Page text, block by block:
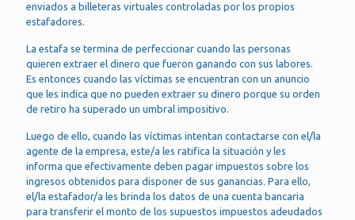
enviados a billeteras virtuales controladas por los propios
estafadores.
La estafa se termina de perfeccionar cuando las personas
quieren extraer el dinero que fueron ganando con sus labores.
Es entonces cuando las víctimas se encuentran con un anuncio
que les indica que no pueden extraer su dinero porque su orden
de retiro ha superado un umbral impositivo.
Luego de ello, cuando las víctimas intentan contactarse con el/la
agente de la empresa, este/a les ratifica la situación y les
informa que efectivamente deben pagar impuestos sobre los
ingresos obtenidos para disponer de sus ganancias. Para ello,
el/la estafador/a les brinda los datos de una cuenta bancaria
para transferir el monto de los supuestos impuestos adeudados